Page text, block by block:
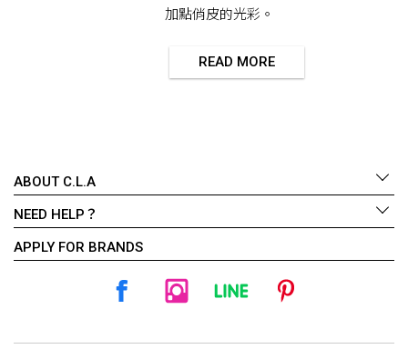
加點俏皮的光彩。
READ MORE
ABOUT C.L.A
NEED HELP？
APPLY FOR BRANDS